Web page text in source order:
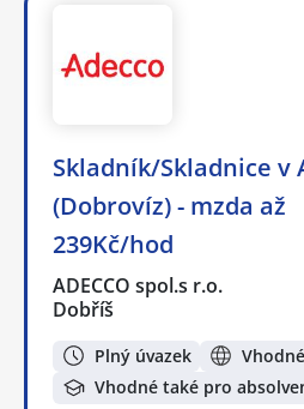
Skladník/Skladnice v
(Dobrovíz) - mzda až
239Kč/hod
ADECCO spol.s r.o.
Dobříš
Plný úvazek
Vhodné také pro